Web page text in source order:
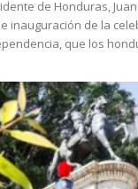
de Honduras,
inauguración de la
que los